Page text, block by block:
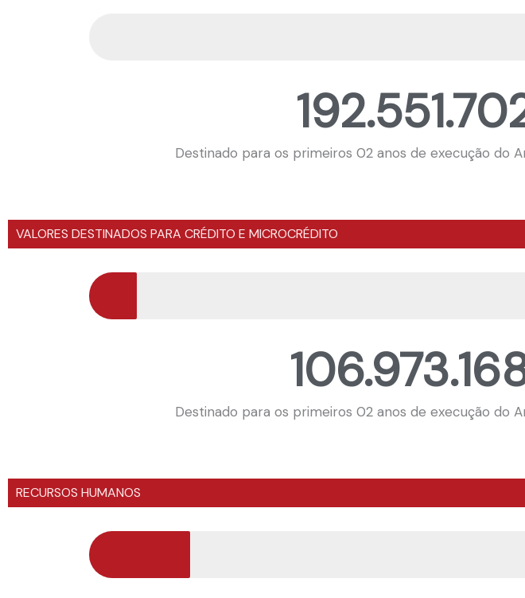
Destinado para os primeiros 02 anos de execução do
VALORES DESTINADOS PARA CRÉDITO E MICROCRÉDITO
Destinado para os primeiros 02 anos de execução do
RECURSOS HUMANOS